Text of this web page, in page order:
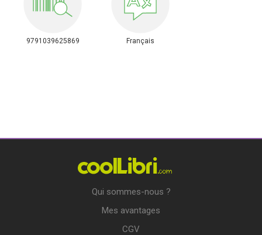
9791039625869 Français
Qui sommes-nous ?
Mes avantages
CGV